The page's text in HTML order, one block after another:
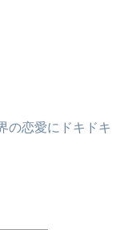
の恋愛にドキドキ